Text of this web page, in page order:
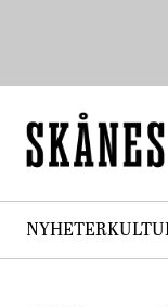
NYHETER